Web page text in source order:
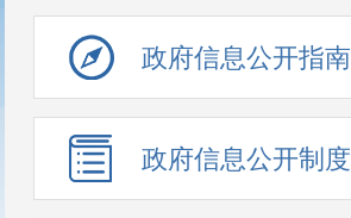
政府信息公开指南
政府信息公开制度